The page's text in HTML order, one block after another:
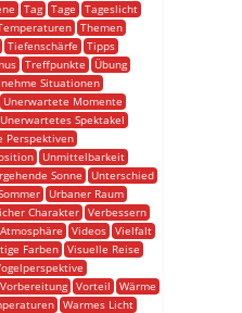
Tag Tage
Tageslicht
Themen
Tiefenschärfe
Tipps
Treffpunkte
Übung
Situationen
Unerwartete Momente
Unerwartetes Spektakel
Perspektiven
Unmittelbarkeit
Sonne
Unterschied
Urbaner Raum
Charakter
Verbessern
Videos
Vielfalt
Farben
Visuelle Reise
Vorbereitung Vorteil
Wärme
Warmes Licht